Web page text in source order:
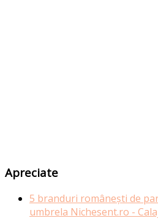
Apreciate
5 branduri românești de
umbrela Nichesent.ro -